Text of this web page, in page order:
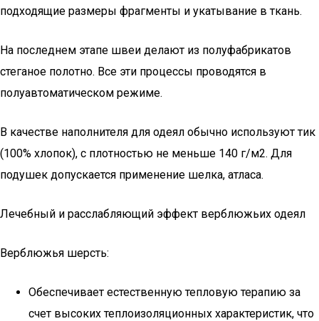
подходящие размеры фрагменты и укатывание в ткань.
На последнем этапе швеи делают из полуфабрикатов
стеганое полотно. Все эти процессы проводятся в
полуавтоматическом режиме.
В качестве наполнителя для одеял обычно используют тик
(100% хлопок), с плотностью не меньше 140 г/м2. Для
подушек допускается применение шелка, атласа.
Лечебный и расслабляющий эффект верблюжьих одеял
Верблюжья шерсть:
Обеспечивает естественную тепловую терапию за
счет высоких теплоизоляционных характеристик, что